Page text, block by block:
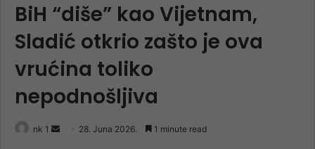
BiH “diše” kao Vijetnam,
Sladić otkrio zašto je ova
vrućina toliko
nepodnošljiva
nk 1
Send 28. Juna 2026. 1 minute read